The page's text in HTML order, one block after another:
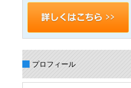
プロフィール